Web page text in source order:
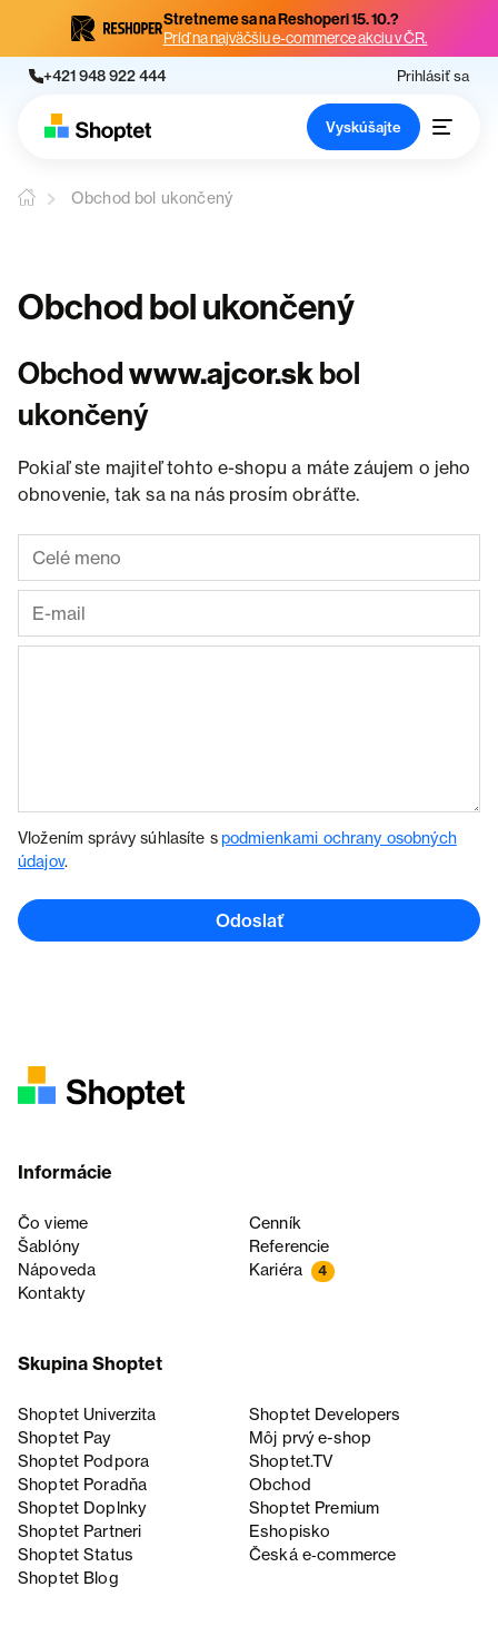
Stretneme sa na Reshoperi 15. 10.?
Príď na najväčšiu e-commerce akciu v ČR.
+421 948 922 444 Prihlásiť sa
Vyskúšajte
Obchod bol ukončený
Obchod bol ukončený
Obchodwww.ajcor.skbol
ukončený
Pokiaľ ste majiteľ tohto e-shopu a máte záujem o jeho
obnovenie, tak sa na nás prosím obráťte.
Vložením správy súhlasíte spodmienkami ochrany osobných
údajov.
Odoslať
Informácie
Čo vieme
Cenník
Šablóny
Referencie
Nápoveda
Kariéra 4
Kontakty
Skupina Shoptet
Shoptet Univerzita
Shoptet Developers
Shoptet Pay
Môj prvý e-shop
Shoptet Podpora
Shoptet.TV
Shoptet Poradňa
Obchod
Shoptet Doplnky
Shoptet Premium
Shoptet Partneri
Eshopisko
Shoptet Status
Česká e‑commerce
Shoptet Blog